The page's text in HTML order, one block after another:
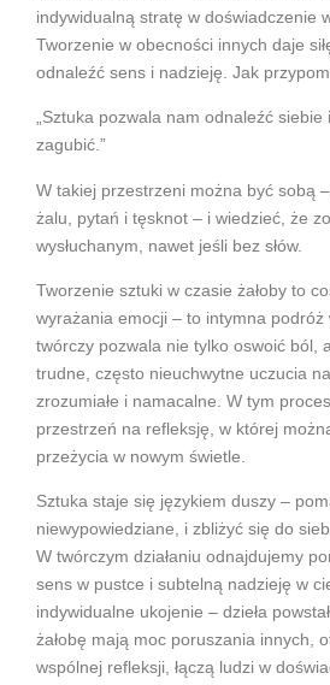
indywidualną stratę w doświadczenie
Tworzenie w obecności innych daje
odnaleźć sens i nadzieję. Jak
„Sztuka pozwala nam odnaleźć siebie
zagubić.”
W takiej przestrzeni można być sobą
żalu, pytań i tęsknot – i wiedzieć, że
wysłuchanym, nawet jeśli bez słów.
Tworzenie sztuki w czasie żałoby to
wyrażania emocji – to intymna podróż
twórczy pozwala nie tylko oswoić ból,
trudne, często nieuchwytne uczucia
zrozumiałe i namacalne. W tym
przestrzeń na refleksję, w której
przeżycia w nowym świetle.
Sztuka staje się językiem duszy –
niewypowiedziane, i zbliżyć się do
W twórczym działaniu odnajdujemy
sens w pustce i subtelną nadzieję w
indywidualne ukojenie – dzieła
żałobę mają moc poruszania innych,
wspólnej refleksji, łączą ludzi w